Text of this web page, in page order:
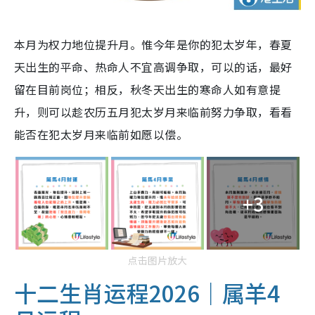
本月为权力地位提升月。惟今年是你的犯太岁年，春夏
天出生的平命、热命人不宜高调争取，可以的话，最好
留在目前岗位；相反，秋冬天出生的寒命人如有意提
升，则可以趁农历五月犯太岁月来临前努力争取，看看
能否在犯太岁月来临前如愿以偿。
+3
点击图片放大
十二生肖运程2026｜属羊4